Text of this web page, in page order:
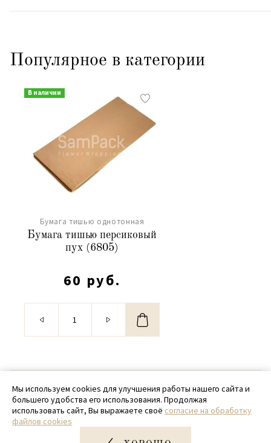
Популярное в категории
В наличии
Бумага тишью однотонная
Бумага тишью персиковый
пух (6805)
60 руб.
© 2020 - 2026 SamPack
+ 7 (918) 699-97-87
zakaz@sampack.store
Мы используем cookies для улучшения работы нашего сайта и
большего удобства его использования. Продолжая
использовать сайт, Вы выражаете своё согласие на обработку
файлов cookies